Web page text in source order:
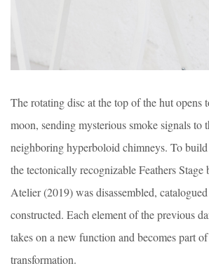
The rotating disc at the top of the hut opens
moon, sending mysterious smoke signals to
neighboring hyperboloid chimneys. To build
the tectonically recognizable Feathers Stage
Atelier (2019) was disassembled,
constructed. Each element of the previous
takes on a new function and becomes part
transformation.